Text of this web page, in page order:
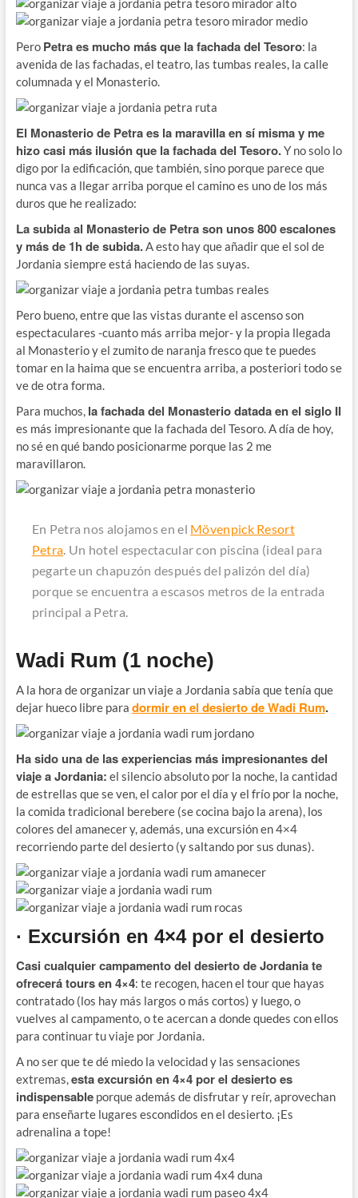
Pero Petra es mucho más que la fachada del Tesoro: la
avenida de las fachadas, el teatro, las tumbas reales, la calle
columnada y el Monasterio.
El Monasterio de Petra es la maravilla en sí misma y me
hizo casi más ilusión que la fachada del Tesoro.Y no solo lo
digo por la edificación, que también, sino porque parece que
nunca vas a llegar arriba porque el camino es uno de los más
duros que he realizado:
La subida al Monasterio de Petra son unos 800 escalones
y más de 1h de subida.A esto hay que añadir que el sol de
Jordania siempre está haciendo de las suyas.
Pero bueno, entre que las vistas durante el ascenso son
espectaculares -cuanto más arriba mejor- y la propia llegada
al Monasterio y el zumito de naranja fresco que te puedes
tomar en la haima que se encuentra arriba, a posteriori todo se
ve de otra forma.
Para muchos, la fachada del Monasterio datada en el siglo II
es más impresionante que la fachada del Tesoro. A día de hoy,
no sé en qué bando posicionarme porque las 2 me
maravillaron.
En Petra nos alojamos en el Mövenpick Resort
Petra. Un hotel espectacular con piscina (ideal para
pegarte un chapuzón después del palizón del día)
porque se encuentra a escasos metros de la entrada
principal a Petra.
Wadi Rum (1 noche)
A la hora de organizar un viaje a Jordania sabía que tenía que
dejar hueco libre para dormir en el desierto de Wadi Rum.
Ha sido una de las experiencias más impresionantes del
viaje a Jordania: el silencio absoluto por la noche, la cantidad
de estrellas que se ven, el calor por el día y el frío por la noche,
la comida tradicional berebere (se cocina bajo la arena), los
colores del amanecer y, además, una excursión en 4×4
recorriendo parte del desierto (y saltando por sus dunas).
· Excursión en 4×4 por el desierto
Casi cualquier campamento del desierto de Jordania te
ofrecerá tours en 4×4: te recogen, hacen el tour que hayas
contratado (los hay más largos o más cortos) y luego, o
vuelves al campamento, o te acercan a donde quedes con ellos
para continuar tu viaje por Jordania.
A no ser que te dé miedo la velocidad y las sensaciones
extremas,esta excursión en 4×4 por el desierto es
indispensableporque además de disfrutar y reír, aprovechan
para enseñarte lugares escondidos en el desierto. ¡Es
adrenalina a tope!